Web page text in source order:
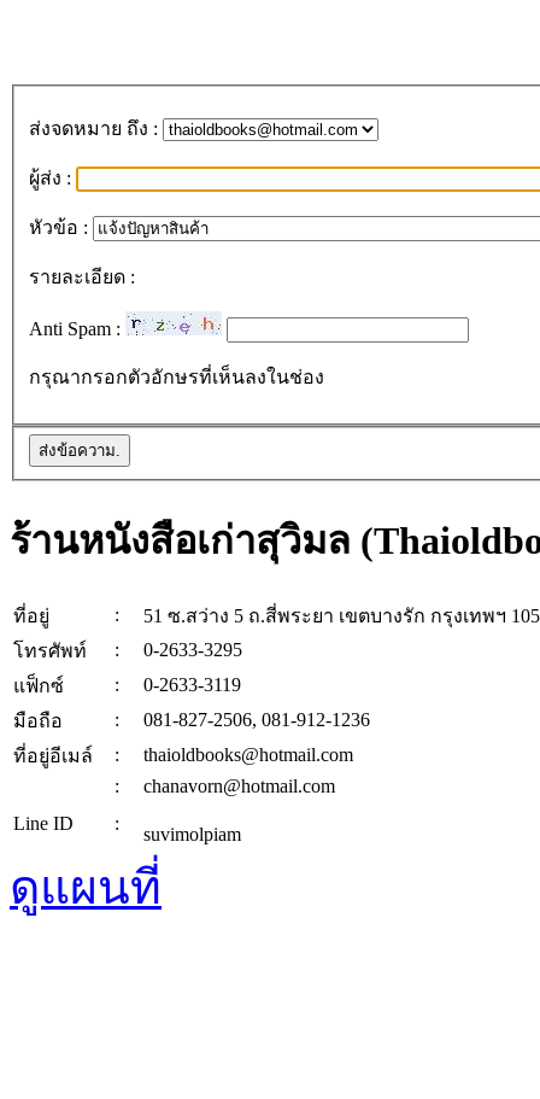
ส่งจดหมาย ถึง :
ผู้ส่ง :
หัวข้อ :
รายละเอียด :
Anti Spam :
กรุณากรอกตัวอักษรที่เห็นลงในช่อง
ร้านหนังสือเก่าสุวิมล
ที่อยู่ :
51 ซ.สว่าง 5 ถ.สี่พระยา เขตบางรัก กรุงเทพฯ
โทรศัพท์
:
0-2633-3295
แฟ็กซ์
:
0-2633-3119
มือถือ
:
081-827-2506, 081-912-1236
ที่อยู่อีเมล์
:
thaioldbooks@hotmail.com
:
chanavorn@hotmail.com
Line ID
:
suvimolpiam
ดูแผนที่